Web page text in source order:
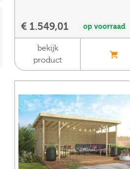
€ 1.549,01 op voorraad
bekijk
product